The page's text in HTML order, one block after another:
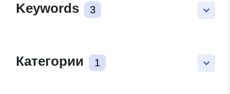
keyboard_arrow_down
Keywords 3
keyboard_arrow_down
Категории 1